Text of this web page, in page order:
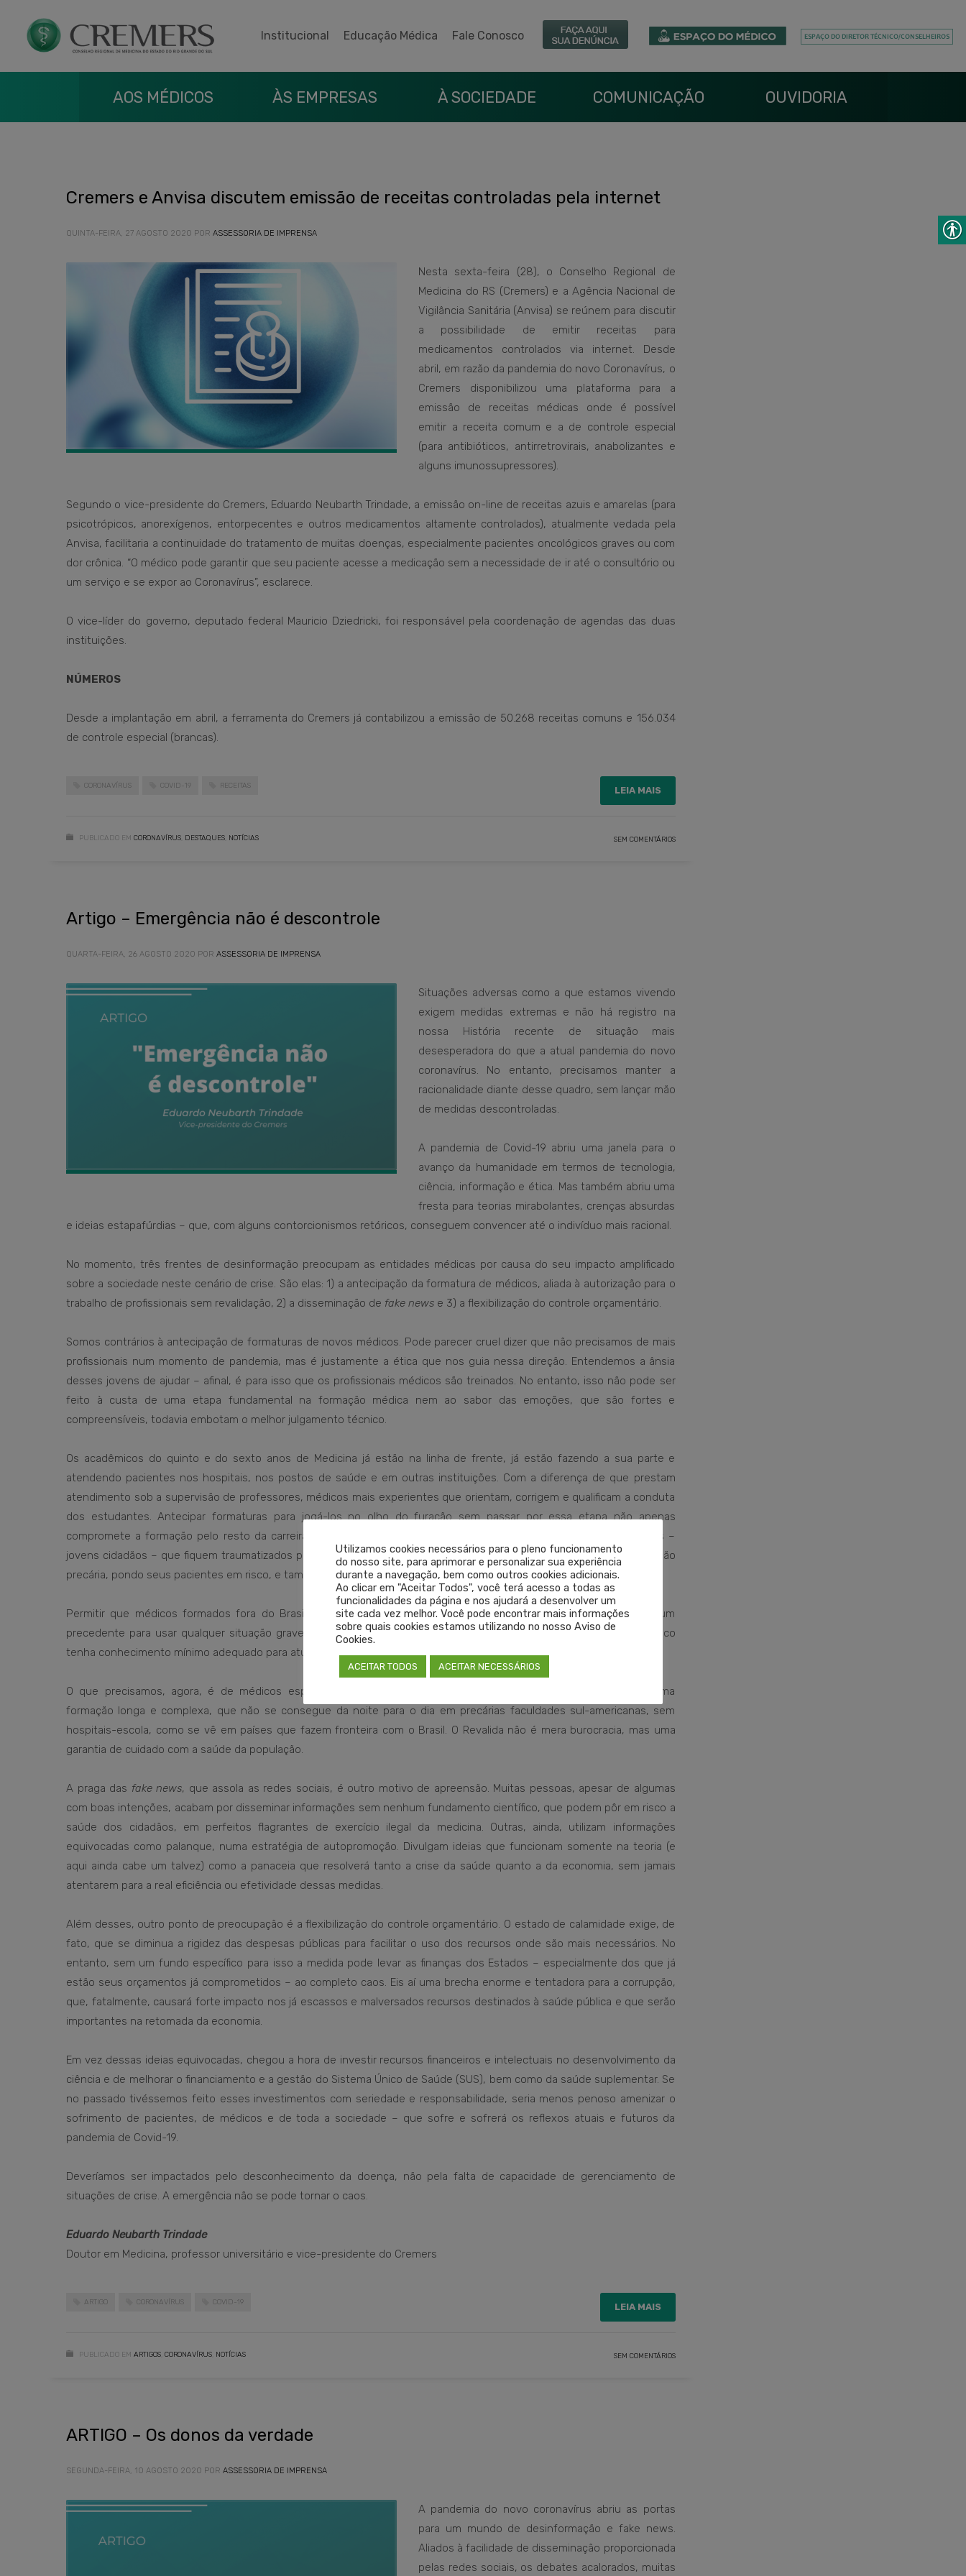
Institucional Educação Médica Fale Conosco
AOS MÉDICOS ÀS EMPRESAS À SOCIEDADE COMUNICAÇÃO OUVIDORIA
Cremers e Anvisa discutem emissão de receitas controladas pela internet
QUINTA-FEIRA, 27 AGOSTO 2020 POR ASSESSORIA DE IMPRENSA
Nesta sexta-feira (28), o Conselho Regional de
Medicina do RS (Cremers) e a Agência Nacional de
Vigilância Sanitária (Anvisa) se reúnem para discutir
a possibilidade de emitir receitas para
medicamentos controlados via internet. Desde
abril, em razão da pandemia do novo Coronavírus, o
Cremers disponibilizou uma plataforma para a
emissão de receitas médicas onde é possível
emitir a receita comum e a de controle especial
(para antibióticos, antirretrovirais, anabolizantes e
alguns imunossupressores).
Segundo o vice-presidente do Cremers, Eduardo Neubarth Trindade, a emissão on-line de receitas azuis e amarelas (para
psicotrópicos, anorexígenos, entorpecentes e outros medicamentos altamente controlados), atualmente vedada pela
Anvisa, facilitaria a continuidade do tratamento de muitas doenças, especialmente pacientes oncológicos graves ou com
dor crônica. “O médico pode garantir que seu paciente acesse a medicação sem a necessidade de ir até o consultório ou
um serviço e se expor ao Coronavírus”, esclarece.
O vice-líder do governo, deputado federal Mauricio Dziedricki, foi responsável pela coordenação de agendas das duas
instituições.
NÚMEROS
Desde a implantação em abril, a ferramenta do Cremers já contabilizou a emissão de 50.268 receitas comuns e 156.034
de controle especial (brancas).
CORONAVÍRUS COVID-19 RECEITAS LEIA MAIS
PUBLICADO EM CORONAVÍRUS DESTAQUES NOTÍCIAS SEM COMENTÁRIOS
Artigo – Emergência não é descontrole
QUARTA-FEIRA, 26 AGOSTO 2020 POR ASSESSORIA DE IMPRENSA
Situações adversas como a que estamos vivendo
exigem medidas extremas e não há registro na
nossa História recente de situação mais
desesperadora do que a atual pandemia do novo
coronavírus. No entanto, precisamos manter a
racionalidade diante desse quadro, sem lançar mão
de medidas descontroladas.
A pandemia de Covid-19 abriu uma janela para o
avanço da humanidade em termos de tecnologia,
ciência, informação e ética. Mas também abriu uma
fresta para teorias mirabolantes, crenças absurdas
e ideias estapafúrdias – que, com alguns contorcionismos retóricos, conseguem convencer até o indivíduo mais racional.
No momento, três frentes de desinformação preocupam as entidades médicas por causa do seu impacto amplificado
sobre a sociedade neste cenário de crise. São elas: 1) a antecipação da formatura de médicos, aliada à autorização para o
trabalho de profissionais sem revalidação, 2) a disseminação de fake news e 3) a flexibilização do controle orçamentário.
Somos contrários à antecipação de formaturas de novos médicos. Pode parecer cruel dizer que não precisamos de mais
profissionais num momento de pandemia, mas é justamente a ética que nos guia nessa direção. Entendemos a ânsia
desses jovens de ajudar – afinal, é para isso que os profissionais médicos são treinados. No entanto, isso não pode ser
feito à custa de uma etapa fundamental na formação médica nem ao sabor das emoções, que são fortes e
compreensíveis, todavia embotam o melhor julgamento técnico.
Os acadêmicos do quinto e do sexto anos de Medicina já estão na linha de frente, já estão fazendo a sua parte e
atendendo pacientes nos hospitais, nos postos de saúde e em outras instituições. Com a diferença de que prestam
atendimento sob a supervisão de professores, médicos mais experientes que orientam, corrigem e qualificam a conduta
dos estudantes. Antecipar formaturas para jogá-los no olho do furacão sem passar por essa etapa não apenas
compromete a formação pelo resto da carreira deles, mas também é uma grande covardia. Não queremos médicos –
jovens cidadãos – que fiquem traumatizados por eventuais equívocos que possam cometer em razão de uma formação
precária, pondo seus pacientes em risco, e também a si próprios.
Permitir que médicos formados fora do Brasil atuem sem fazer o Revalida é arriscado. Isso, sem dúvida, abriria um
precedente para usar qualquer situação grave – ou não – para repetir essa medida. O Revalida garante que o médico
tenha conhecimento mínimo adequado para atuar no nosso país.
O que precisamos, agora, é de médicos especialistas em Medicina Intensiva. Esses profissionais passam por uma
formação longa e complexa, que não se consegue da noite para o dia em precárias faculdades sul-americanas, sem
hospitais-escola, como se vê em países que fazem fronteira com o Brasil. O Revalida não é mera burocracia, mas uma
garantia de cuidado com a saúde da população.
A praga das fake news, que assola as redes sociais, é outro motivo de apreensão. Muitas pessoas, apesar de algumas
com boas intenções, acabam por disseminar informações sem nenhum fundamento científico, que podem pôr em risco a
saúde dos cidadãos, em perfeitos flagrantes de exercício ilegal da medicina. Outras, ainda, utilizam informações
equivocadas como palanque, numa estratégia de autopromoção. Divulgam ideias que funcionam somente na teoria (e
aqui ainda cabe um talvez) como a panaceia que resolverá tanto a crise da saúde quanto a da economia, sem jamais
atentarem para a real eficiência ou efetividade dessas medidas.
Além desses, outro ponto de preocupação é a flexibilização do controle orçamentário. O estado de calamidade exige, de
fato, que se diminua a rigidez das despesas públicas para facilitar o uso dos recursos onde são mais necessários. No
entanto, sem um fundo específico para isso a medida pode levar as finanças dos Estados – especialmente dos que já
estão seus orçamentos já comprometidos – ao completo caos. Eis aí uma brecha enorme e tentadora para a corrupção,
que, fatalmente, causará forte impacto nos já escassos e malversados recursos destinados à saúde pública e que serão
importantes na retomada da economia.
Em vez dessas ideias equivocadas, chegou a hora de investir recursos financeiros e intelectuais no desenvolvimento da
ciência e de melhorar o financiamento e a gestão do Sistema Único de Saúde (SUS), bem como da saúde suplementar. Se
no passado tivéssemos feito esses investimentos com seriedade e responsabilidade, seria menos penoso amenizar o
sofrimento de pacientes, de médicos e de toda a sociedade – que sofre e sofrerá os reflexos atuais e futuros da
pandemia de Covid-19.
Deveríamos ser impactados pelo desconhecimento da doença, não pela falta de capacidade de gerenciamento de
situações de crise. A emergência não se pode tornar o caos.
Eduardo Neubarth Trindade
Doutor em Medicina, professor universitário e vice-presidente do Cremers
ARTIGO CORONAVÍRUS COVID-19 LEIA MAIS
PUBLICADO EM ARTIGOS CORONAVÍRUS NOTÍCIAS SEM COMENTÁRIOS
ARTIGO – Os donos da verdade
SEGUNDA-FEIRA, 10 AGOSTO 2020 POR ASSESSORIA DE IMPRENSA
A pandemia do novo coronavírus abriu as portas
para um mundo de desinformação e fake news.
Aliados à facilidade de disseminação proporcionada
pelas redes sociais, os debates acalorados, muitas
Utilizamos cookies necessários para o pleno funcionamento
do nosso site, para aprimorar e personalizar sua experiência
durante a navegação, bem como outros cookies adicionais.
Ao clicar em "Aceitar Todos", você terá acesso a todas as
funcionalidades da página e nos ajudará a desenvolver um
site cada vez melhor. Você pode encontrar mais informações
sobre quais cookies estamos utilizando no nosso Aviso de
Cookies.
ACEITAR TODOS ACEITAR NECESSÁRIOS